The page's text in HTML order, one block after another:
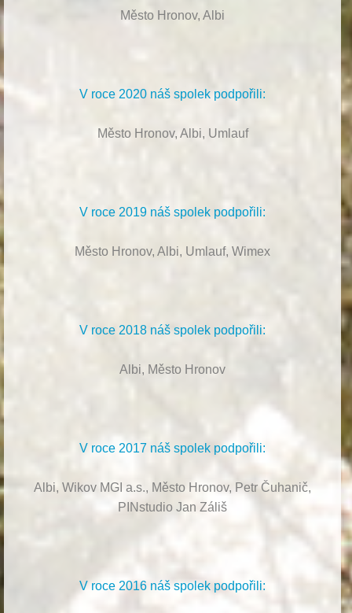
Město Hronov, Albi
V roce 2020 náš spolek podpořili:
Město Hronov, Albi, Umlauf
V roce 2019 náš spolek podpořili:
Město Hronov, Albi, Umlauf, Wimex
V roce 2018 náš spolek podpořili:
Albi, Město Hronov
V roce 2017 náš spolek podpořili:
Albi, Wikov MGI a.s., Město Hronov, Petr Čuhanič,
PINstudio Jan Záliš
V roce 2016 náš spolek podpořili: